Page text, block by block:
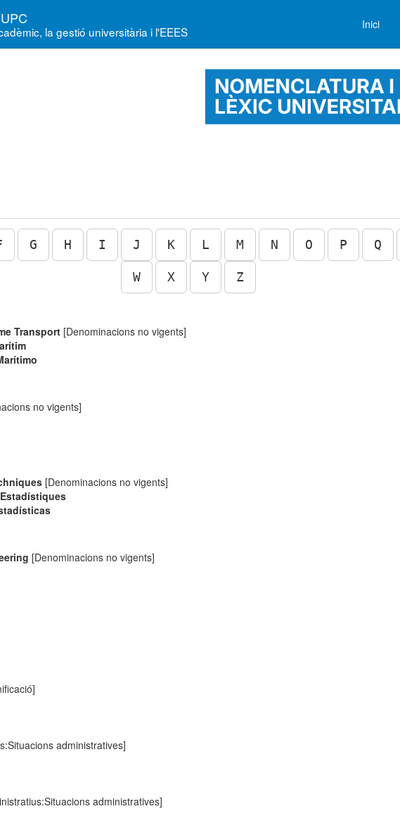
la gestió universitària i l'EEES Inici
G H I J K L M N O P Q
W X Y Z
Transport [Denominacions no vigents]
no vigents]
[Denominacions no vigents]
[Denominacions no vigents]
administratives]
administratives]